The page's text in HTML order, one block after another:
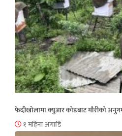
फेदीखोलामा क्युआर कोडबाट मौरीको
१ महिना अगाडि